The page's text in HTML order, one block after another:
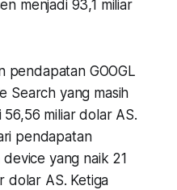
menjadi 93,1 miliar
GOOGL
Search yang masih
miliar dolar AS.
pendapatan
yang naik 21
dolar AS. Ketiga